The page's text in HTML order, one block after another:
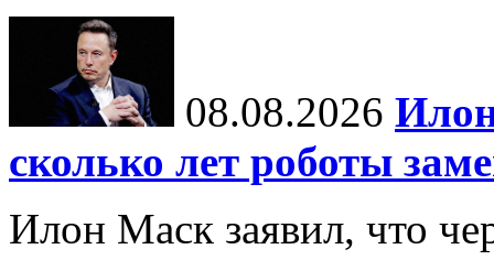
08.08.2026
сколько лет роботы
Илон Маск заявил, что